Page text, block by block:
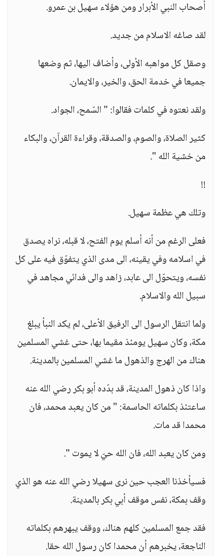
أصحاب النبي الأبرار ومن هؤلاء سهيل بن عمرو.
لقد صاغه الاسلام من جديد.
وصقل كل مواهبه الأولى، وأضاف اليها، ثم وضعها
جميعا في خدمة الحق، والخير، والايمان.
ولقد نعتوه في كلمات فقالوا: " السّمح، الجواد.
كثير الصلاة، والصوم، والصدقة، وقراءة القرآن، والبكاء
من خشية الله ".
!!
وتلك هي عظمة سهيل.
فعلى الرغم من أنه أسلم يوم الفتح، لا قبله، نراه يصدق
في اسلامه وفي يقينه، الى مدى الذي يتفوّق فيه على كل
نفسه، ويتحوّل الى عابد، زاهد والى فدائي مجاهد في
سبيل الله والاسلام.
ولما انتقل الرسول الى الرفيق الأعلى، لم يكد النبأ يبلغ
مكة، وكان سهيل يومئذ مقيما بها، حتى غشي المسلمين
هناك من الهرج والذهول ما غشي المسلمين بالمدينة.
واذا كان ذهول المدينة، قد بدّده أبو بكر رضي الله عنه
ساعتئذ بكلماته الحاسمة: " من كان يعبد محمد، فان
محمدا قد مات.
ومن كان يعبد الله، فان الله حيّ لا يموت ".
فسيأخذنا العجب حين نرى سهيلا رضي الله عنه هو الذي
وقف بمكة، نفس موقف أبي بكر بالمدينة.
فقد جمع المسلمين كلهم هناك، ووقف يبهرهم بكلماته
الناجعة، يخبرهم أن محمدا كان رسول الله حقا.